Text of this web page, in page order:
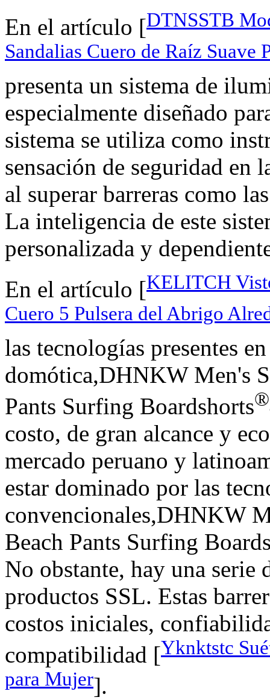
En el artículo [DTNSSTB
Sandalias Cuero de Raíz Suave
presenta un sistema de
especialmente diseñado
sistema se utiliza como
sensación de seguridad en
al superar barreras como
La inteligencia de este
personalizada y
En el artículo [KELITCH
Cuero 5 Pulsera del Abrigo
las tecnologías presentes
domótica,DHNKW Men's
Pants Surfing Boardshorts®
costo, de gran alcance y
mercado peruano y
estar dominado por las
convencionales,DHNKW
Beach Pants Surfing
No obstante, hay una serie
productos SSL. Estas
costos iniciales,
compatibilidad [Yknktstc
para Mujer].